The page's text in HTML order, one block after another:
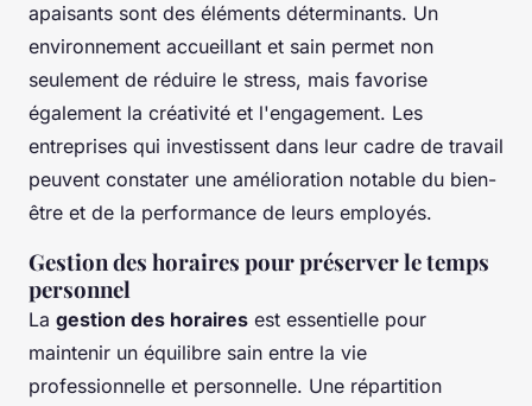
apaisants sont des éléments déterminants. Un
environnement accueillant et sain permet non
seulement de réduire le stress, mais favorise
également la créativité et l'engagement. Les
entreprises qui investissent dans leur cadre de travail
peuvent constater une amélioration notable du bien-
être et de la performance de leurs employés.
Gestion des horaires pour préserver le temps
personnel
La gestion des horaires est essentielle pour
maintenir un équilibre sain entre la vie
professionnelle et personnelle. Une répartition